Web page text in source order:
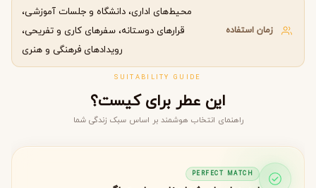
قرارهای دوستانه، سفرهای کاری و تفریحی،
رویدادهای فرهنگی و هنری
SUITABILITY GUIDE
این عطر برای کیست؟
راهنمای انتخاب هوشمند بر اساس سبک زندگی شما
این عطر برای شما مناسب است اگر…